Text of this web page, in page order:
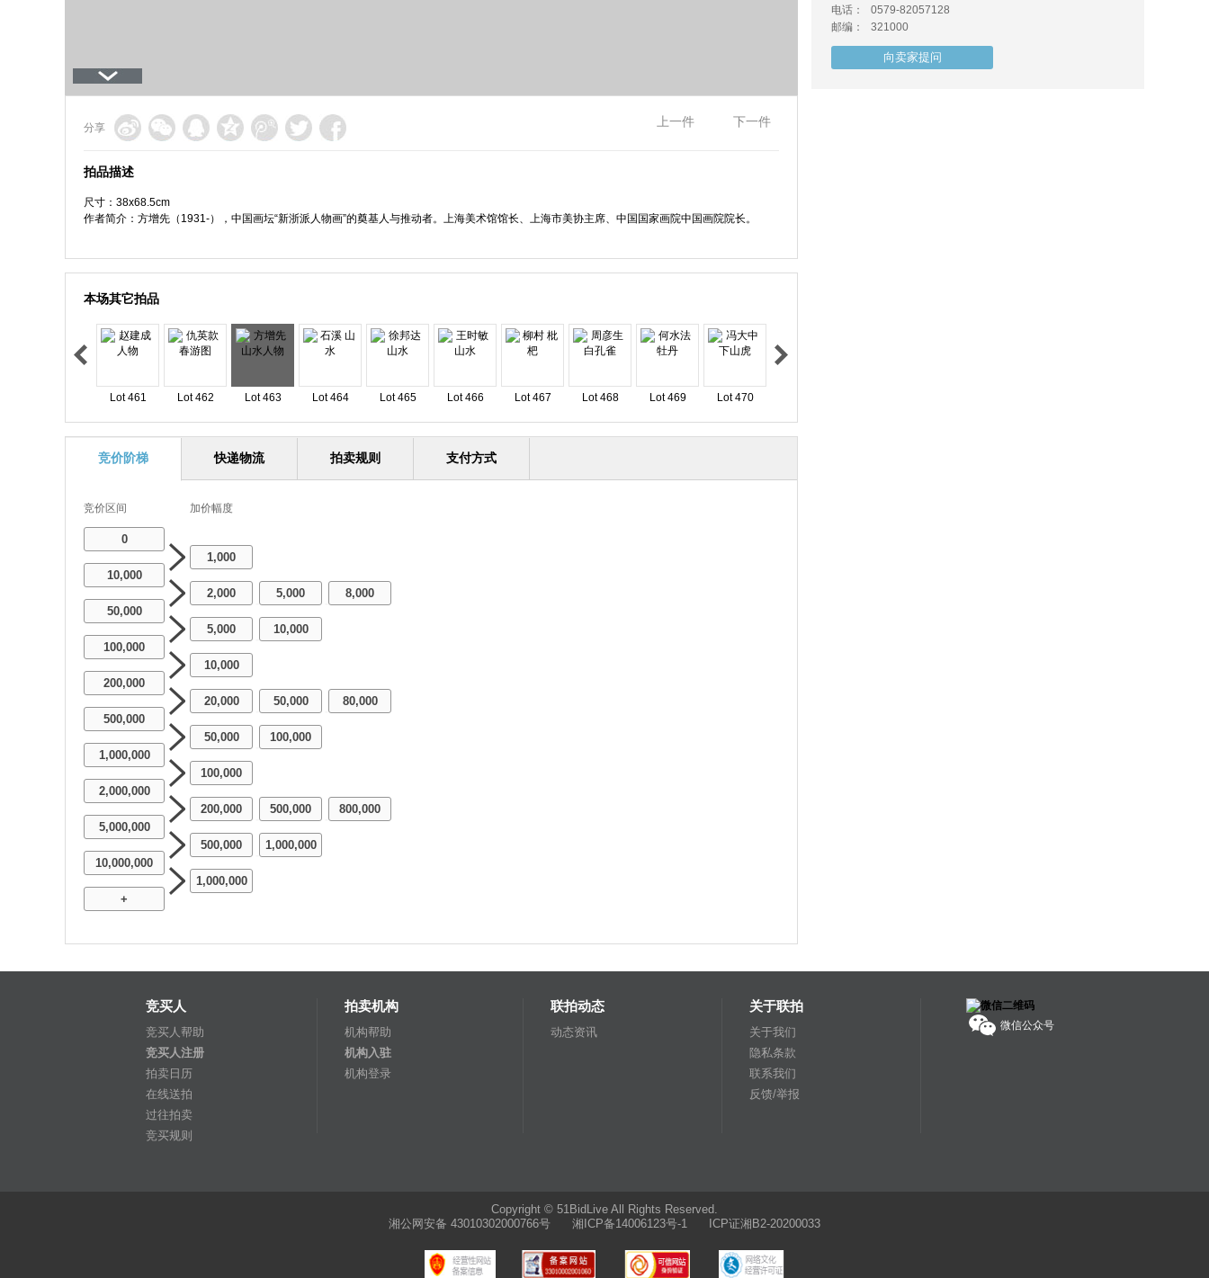
分享 上一件 下一件
拍品描述
尺寸：38x68.5cm
作者简介：方增先（1931-），中国画坛“新浙派人物画”的奠基人与推动者。上海美术馆馆长、上海市美协主席、中国国家画院中国画院院长。
本场其它拍品
Lot 461 Lot 462 Lot 463 Lot 464 Lot 465 Lot 466 Lot 467 Lot 468 Lot 469 Lot 470
竞价阶梯 快递物流 拍卖规则 支付方式
竞价区间 加价幅度
0
1,000
10,000
2,000
5,000
8,000
50,000
5,000
10,000
100,000
10,000
200,000
20,000
50,000
80,000
500,000
50,000
100,000
1,000,000
100,000
2,000,000
200,000
500,000
800,000
5,000,000
500,000
1,000,000
10,000,000
1,000,000
+
电话：
0579-82057128
邮编：
321000
向卖家提问
竞买人
竞买人帮助
竞买人注册
拍卖日历
在线送拍
过往拍卖
竞买规则
拍卖机构
机构帮助
机构入驻
机构登录
联拍动态
动态资讯
关于联拍
关于我们
隐私条款
联系我们
反馈/举报
微信公众号
Copyright © 51BidLive All Rights Reserved.
湘公网安备 43010302000766号 湘ICP备14006123号-1 ICP证湘B2-20200033